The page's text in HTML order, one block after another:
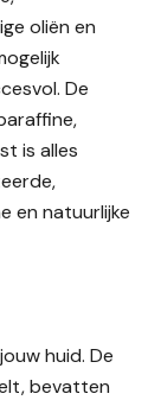
oliën en
De
is alles
en natuurlijke
huid. De
bevatten